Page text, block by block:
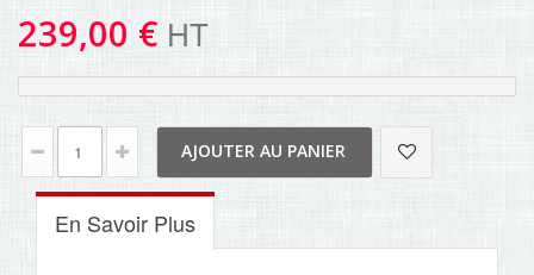
239,00 € HT
AJOUTER AU PANIER
En Savoir Plus